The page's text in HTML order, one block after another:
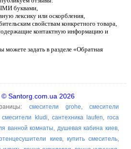
буквами,
лексику или оскорбления,
свойствам конкретного товара,
контактную информацию и
задать в разделе «Обратная
Santorg.com.ua 2026
смесители grohe,смесители
смесители kludi, сантехника laufen,roca
ванной комнаты, душевая кабина киев,
киев, купить смеситель,